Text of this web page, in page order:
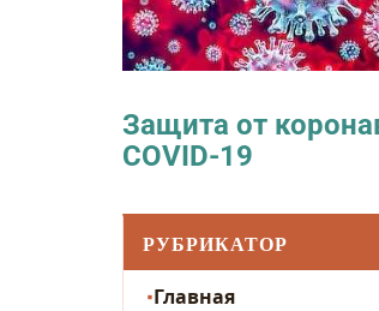
Защита от
COVID-19
РУБРИКАТОР
Главная